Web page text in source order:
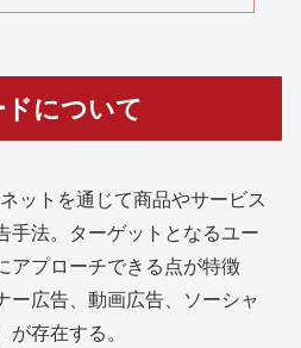
について
ットを通じて商品やサービス
手法。ターゲットとなるユー
アプローチできる点が特徴
ー広告、動画広告、ソーシャ
存在する。